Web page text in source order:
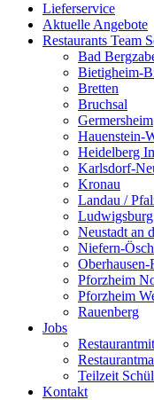
Lieferservice
Aktuelle Angebote
Restaurants Team
Bad
Bietigheim-
Bretten
Bruchsal
Germersheim
Hauenstein-
Heidelberg
Karlsdorf-
Kronau
Landau /
Neustadt an
Niefern-
Oberhausen-
Pforzheim
Pforzheim
Rauenberg
Jobs
Teilzeit
Kontakt